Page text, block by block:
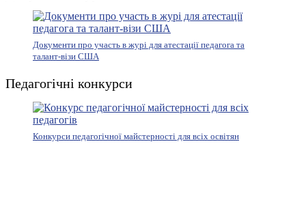
Документи про участь в журі для атестації педагога та
талант-візи США
Педагогічні конкурси
Конкурси педагогічної майстерності для всіх освітян